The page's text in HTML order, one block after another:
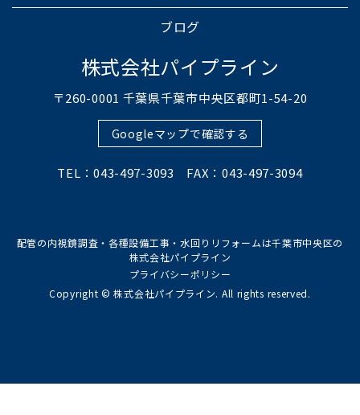
ブログ
株式会社パイプライン
〒260-0001 千葉県千葉市中央区都町1-54-20
Googleマップで確認する
TEL：043-497-3093 FAX：043-497-3094
配管の内視鏡調査・各種設備工事・水回りリフォームは千葉市中央区の
株式会社パイプライン
プライバシーポリシー
Copyright © 株式会社パイプライン. All rights reserved.